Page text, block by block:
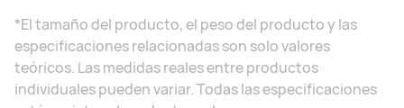
*El tamaño del producto, el peso del producto y las
especificaciones relacionadas son solo valores
teóricos. Las medidas reales entre productos
individuales pueden variar. Todas las especificaciones